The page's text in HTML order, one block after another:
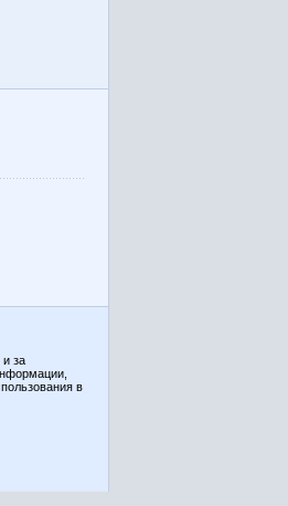
и за
в